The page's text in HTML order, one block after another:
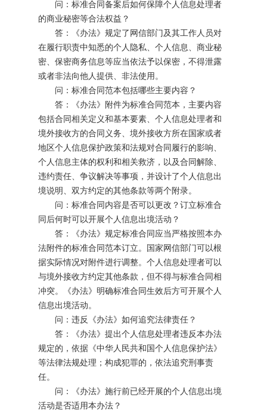
问：标准合同备案后如何保障个人信息处理者
的商业秘密等合法权益？
答：《办法》规定了网信部门及其工作人员对
在履行职责中知悉的个人隐私、个人信息、商业秘
密、保密商务信息等应当依法予以保密，不得泄露
或者非法向他人提供、非法使用。
问：标准合同范本包括哪些主要内容？
答：《办法》附件为标准合同范本，主要内容
包括合同相关定义和基本要素、个人信息处理者和
境外接收方的合同义务、境外接收方所在国家或者
地区个人信息保护政策和法规对合同履行的影响、
个人信息主体的权利和相关救济，以及合同解除、
违约责任、争议解决等事项，并设计了个人信息出
境说明、双方约定的其他条款等两个附录。
问：标准合同内容是否可以更改？订立标准合
同后何时可以开展个人信息出境活动？
答：《办法》规定标准合同应当严格按照本办
法附件的标准合同范本订立。国家网信部门可以根
据实际情况对附件进行调整。个人信息处理者可以
与境外接收方约定其他条款，但不得与标准合同相
冲突。《办法》明确标准合同生效后方可开展个人
信息出境活动。
问：违反《办法》如何追究法律责任？
答：《办法》提出个人信息处理者违反本办法
规定的，依据《中华人民共和国个人信息保护法》
等法律法规处理；构成犯罪的，依法追究刑事责
任。
问：《办法》施行前已经开展的个人信息出境
活动是否适用本办法？